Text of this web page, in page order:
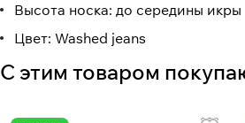
Высота носка: до середины икры
Цвет: Washed jeans
С этим товаром